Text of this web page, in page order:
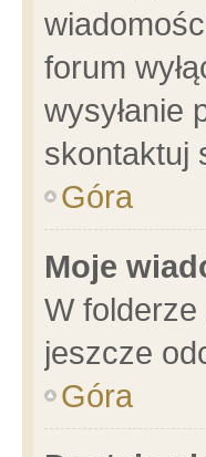
forum
wysyłanie
skontaktuj
Góra
Moje
W folderze
jeszcze
Góra